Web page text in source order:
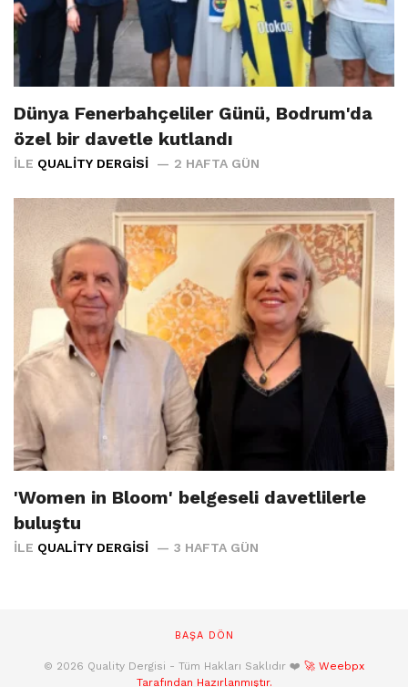
Dünya Fenerbahçeliler Günü, Bodrum'da
özel bir davetle kutlandı
İLE QUALITY DERGISI 2 HAFTA GÜN
'Women in Bloom' belgeseli davetlilerle
buluştu
İLE QUALITY DERGISI 3 HAFTA GÜN
BAŞA DÖN
© 2026 Quality Dergisi - Tüm Hakları Saklıdır ❤️ 🚀 Weebpx
Tarafından Hazırlanmıştır.